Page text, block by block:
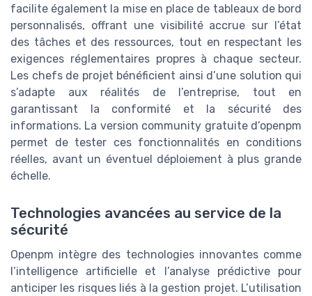
facilite également la mise en place de tableaux de bord
personnalisés, offrant une visibilité accrue sur l’état
des tâches et des ressources, tout en respectant les
exigences réglementaires propres à chaque secteur.
Les chefs de projet bénéficient ainsi d’une solution qui
s’adapte aux réalités de l’entreprise, tout en
garantissant la conformité et la sécurité des
informations. La version community gratuite d’openpm
permet de tester ces fonctionnalités en conditions
réelles, avant un éventuel déploiement à plus grande
échelle.
Technologies avancées au service de la
sécurité
Openpm intègre des technologies innovantes comme
l’intelligence artificielle et l’analyse prédictive pour
anticiper les risques liés à la gestion projet. L’utilisation